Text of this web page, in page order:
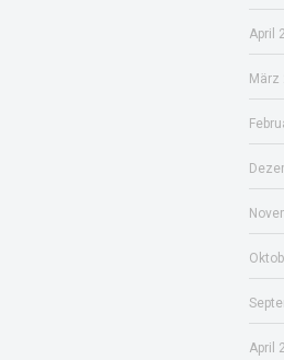
April
März
April